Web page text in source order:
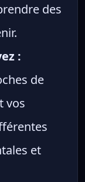
des
:
de
vos
et